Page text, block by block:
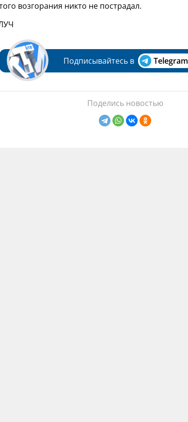
возгорания никто не пострадал.
Подписывайтесь в Telegram
Поделись новостью